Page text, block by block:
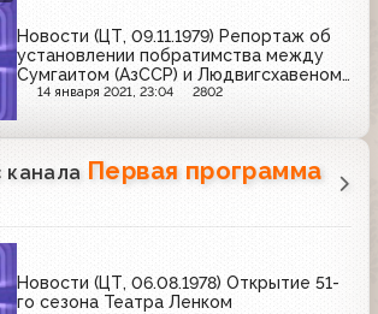
Новости (ЦТ, 09.11.1979) Репортаж об
установлении побратимства между
Сумгаитом (АзССР) и Людвигсхавеном
(ФРГ)
14 января 2021, 23:04 2802
канала Первая программа
Новости (ЦТ, 06.08.1978) Открытие 51-
го сезона Театра Ленком